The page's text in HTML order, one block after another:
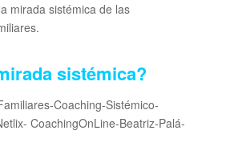
mirada sistémica de las
sistémica?